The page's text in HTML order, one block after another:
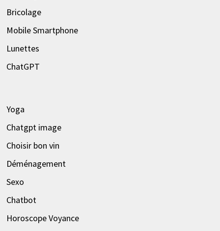
Bricolage
Mobile Smartphone
Lunettes
ChatGPT
Yoga
Chatgpt image
Choisir bon vin
Déménagement
Sexo
Chatbot
Horoscope Voyance